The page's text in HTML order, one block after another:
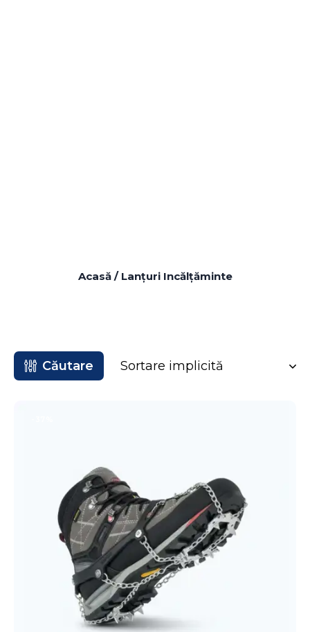
Acasă/ Lanțuri Incălțăminte
Căutare